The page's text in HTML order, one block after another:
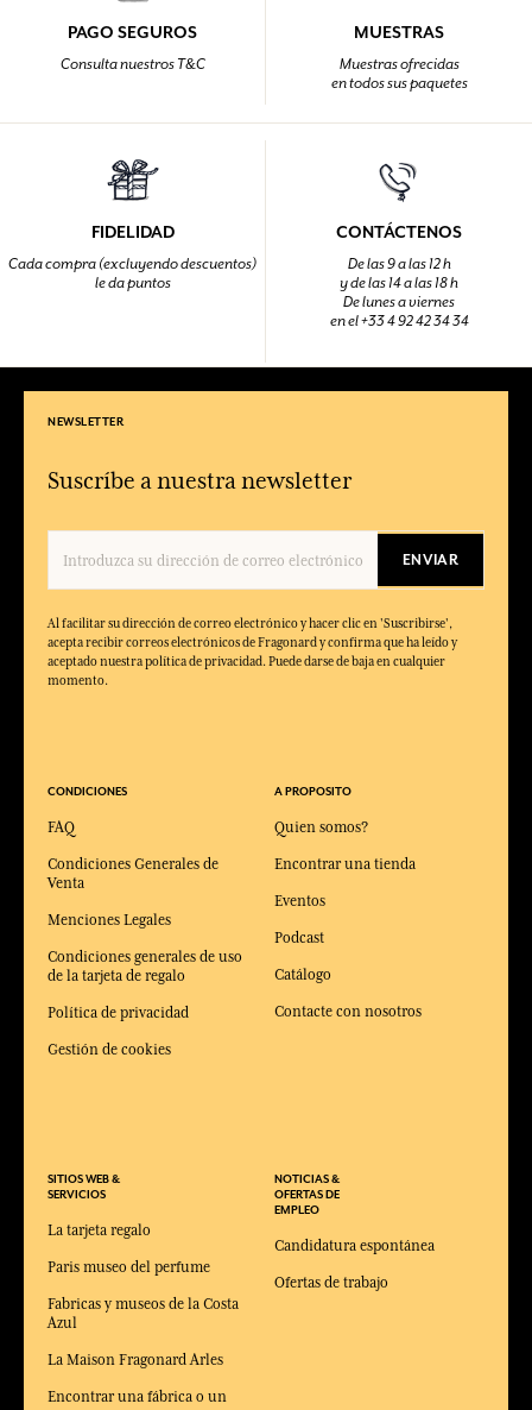
PAGO SEGUROS
Consulta nuestros T&C
MUESTRAS
Muestras ofrecidas
en todos sus paquetes
FIDELIDAD
Cada compra (excluyendo descuentos)
le da puntos
CONTÁCTENOS
De las 9 a las 12 h
y de las 14 a las 18 h
De lunes a viernes
en el +33 4 92 42 34 34
NEWSLETTER
Suscríbe a nuestra newsletter
ENVIAR
Al facilitar su dirección de correo electrónico y hacer clic en 'Suscribirse',
acepta recibir correos electrónicos de Fragonard y confirma que ha leído y
aceptado nuestra política de privacidad. Puede darse de baja en cualquier
momento.
CONDICIONES
FAQ
Condiciones Generales de
Venta
Menciones Legales
Condiciones generales de uso
de la tarjeta de regalo
Política de privacidad
Gestión de cookies
SITIOS WEB &
SERVICIOS
La tarjeta regalo
Paris museo del perfume
Fabricas y museos de la Costa
Azul
La Maison Fragonard Arles
Encontrar una fábrica o un
A PROPOSITO
Quien somos?
Encontrar una tienda
Eventos
Podcast
Catálogo
Contacte con nosotros
NOTICIAS &
OFERTAS DE
EMPLEO
Candidatura espontánea
Ofertas de trabajo